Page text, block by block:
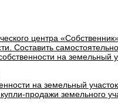
центра
Составить
на земельный
на земельный
продажи земельного